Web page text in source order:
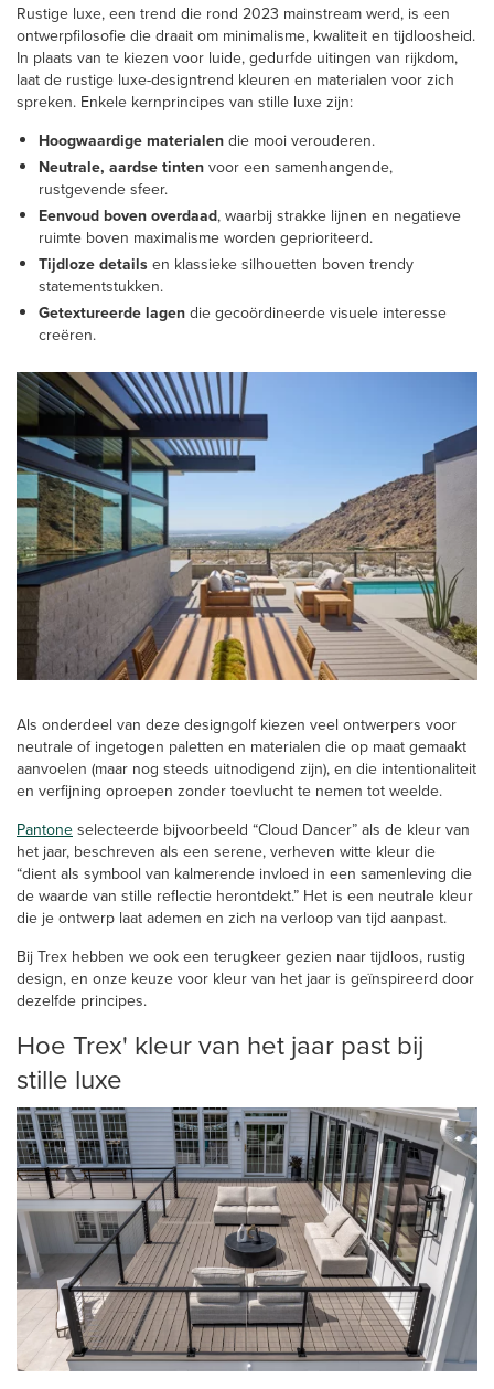
Rustige luxe, een trend die rond 2023 mainstream werd, is een
ontwerpfilosofie die draait om minimalisme, kwaliteit en tijdloosheid.
In plaats van te kiezen voor luide, gedurfde uitingen van rijkdom,
laat de rustige luxe-designtrend kleuren en materialen voor zich
spreken. Enkele kernprincipes van stille luxe zijn:
Hoogwaardige materialen die mooi verouderen.
Neutrale, aardse tinten voor een samenhangende,
rustgevende sfeer.
Eenvoud boven overdaad, waarbij strakke lijnen en negatieve
ruimte boven maximalisme worden geprioriteerd.
Tijdloze details en klassieke silhouetten boven trendy
statementstukken.
Getextureerde lagen die gecoördineerde visuele interesse
creëren.
Als onderdeel van deze designgolf kiezen veel ontwerpers voor
neutrale of ingetogen paletten en materialen die op maat gemaakt
aanvoelen (maar nog steeds uitnodigend zijn), en die intentionaliteit
en verfijning oproepen zonder toevlucht te nemen tot weelde.
Pantone selecteerde bijvoorbeeld “Cloud Dancer” als de kleur van
het jaar, beschreven als een serene, verheven witte kleur die
“dient als symbool van kalmerende invloed in een samenleving die
de waarde van stille reflectie herontdekt.” Het is een neutrale kleur
die je ontwerp laat ademen en zich na verloop van tijd aanpast.
Bij Trex hebben we ook een terugkeer gezien naar tijdloos, rustig
design, en onze keuze voor kleur van het jaar is geïnspireerd door
dezelfde principes.
Hoe Trex' kleur van het jaar past bij
stille luxe